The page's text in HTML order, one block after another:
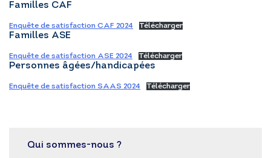
POSTULER EN LIGNE
Familles CAF
Enquête de satisfaction CAF 2024 Télécharger
Familles ASE
Enquête de satisfaction ASE 2024 Télécharger
Personnes âgées/handicapées
Enquête de satisfaction SAAS 2024 Télécharger
Qui sommes-nous ?